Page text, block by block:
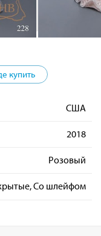
купить
США
2018
Розовый
Со шлейфом